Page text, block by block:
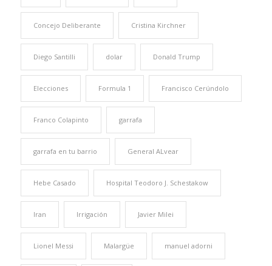
Concejo Deliberante Cristina Kirchner
Diego Santilli dolar Donald Trump
Elecciones Formula 1 Francisco Cerúndolo
Franco Colapinto garrafa
garrafa en tu barrio General ALvear
Hebe Casado Hospital Teodoro J. Schestakow
Iran Irrigación Javier Milei
Lionel Messi Malargüe manuel adorni